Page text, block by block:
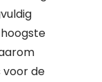
voor de